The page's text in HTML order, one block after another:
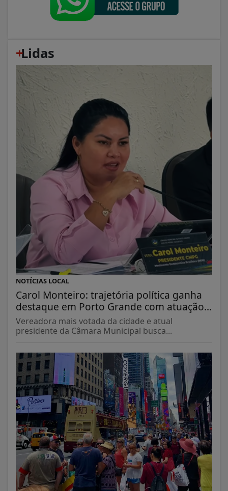
+
Lidas
NOTÍCIAS LOCAL
Carol Monteiro: trajetória política ganha
destaque em Porto Grande com atuação...
Vereadora mais votada da cidade e atual
presidente da Câmara Municipal busca...